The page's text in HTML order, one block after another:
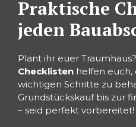
Praktische
jeden
Plant ihr euer
Checklisten helfen
wichtigen Schritte zu
Grundstückskauf bis zur
– seid perfekt vorbereitet!